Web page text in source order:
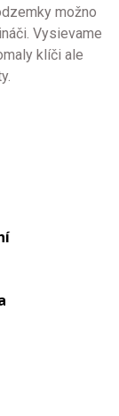
možno
Vysievame
klíči ale